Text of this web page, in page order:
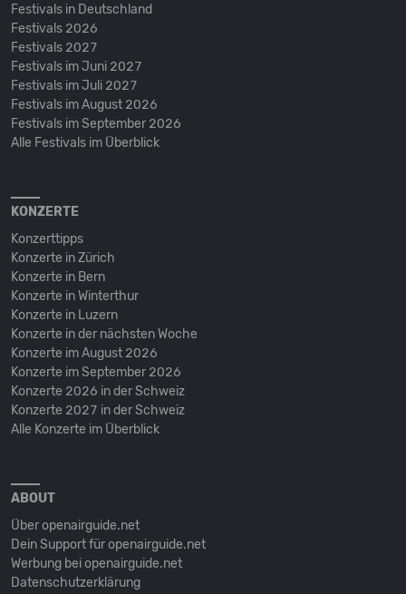
Festivals in Deutschland
Festivals 2026
Festivals 2027
Festivals im Juni 2027
Festivals im Juli 2027
Festivals im August 2026
Festivals im September 2026
Alle Festivals im Überblick
KONZERTE
Konzerttipps
Konzerte in Zürich
Konzerte in Bern
Konzerte in Winterthur
Konzerte in Luzern
Konzerte in der nächsten Woche
Konzerte im August 2026
Konzerte im September 2026
Konzerte 2026 in der Schweiz
Konzerte 2027 in der Schweiz
Alle Konzerte im Überblick
ABOUT
Über openairguide.net
Dein Support für openairguide.net
Werbung bei openairguide.net
Datenschutz­erklärung